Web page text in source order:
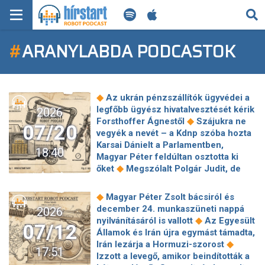
KERESÉS
KEZDŐLAP
FRISS HÍREK
TECH HÍREK
FILM-ZENE-SZÓRAKOZÁS
PLAYLIST
MI AZ A ROBOT PODCAST?
#ARANYLABDA PODCASTOK
2026
07/20
18:40
◆ Az ukrán pénzszállítók ügyvédei a
legfőbb ügyész hivatalvesztését kérik
Forsthoffer Ágnestől ◆ Szájukra ne
vegyék a nevét – a Kdnp szóba hozta
Karsai Dánielt a Parlamentben,
Magyar Péter feldúltan osztotta ki
őket ◆ Megszólalt Polgár Judit, de
Hazaárulás, amit Magyar Péter tesz
Történelmi rekordösszegeket kapnak
a világbajnokságon szereplő
focicsapatok◆ Havasi Bertalan
"tiszás önkényuralmat" emleget –
reagált a Fidesz kommunikációs
2026
07/12
17:51
◆ Magyar Péter Zsolt bácsiról és
december 24. munkaszüneti nappá
nyilvánításáról is vallott ◆ Az Egyesült
Államok és Irán újra egymást támadta,
Irán lezárja a Hormuzi-szorost ◆
Izzott a levegő, amikor beindították a